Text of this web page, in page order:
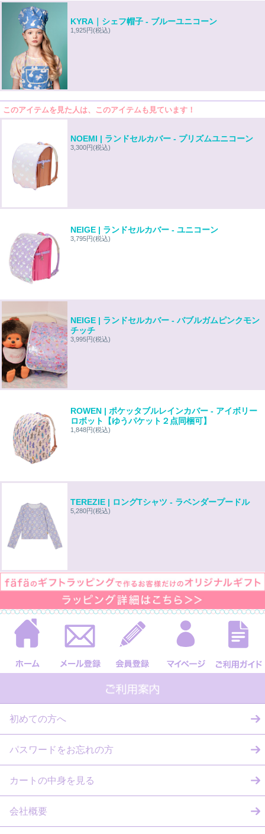
KYRA｜シェフ帽子 - ブルーユニコーン
1,925円(税込)
このアイテムを見た人は、このアイテムも見ています！
NOEMI | ランドセルカバー - プリズムユニコーン
3,300円(税込)
NEIGE | ランドセルカバー - ユニコーン
3,795円(税込)
NEIGE | ランドセルカバー - バブルガムピンクモン
チッチ
3,995円(税込)
ROWEN | ポケッタブルレインカバー - アイボリー
ロボット【ゆうパケット２点同梱可】
1,848円(税込)
TEREZIE | ロングTシャツ - ラベンダープードル
5,280円(税込)
初めての方へ
パスワードをお忘れの方
カートの中身を見る
会社概要